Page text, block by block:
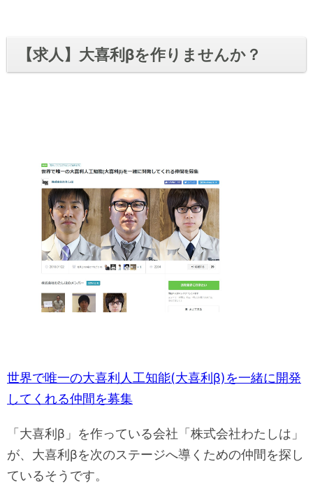
【求人】大喜利βを作りませんか？
世界で唯一の大喜利人工知能(大喜利β)を一緒に開発
してくれる仲間を募集
「大喜利β」を作っている会社「株式会社わたしは」
が、大喜利βを次のステージへ導くための仲間を探し
ているそうです。